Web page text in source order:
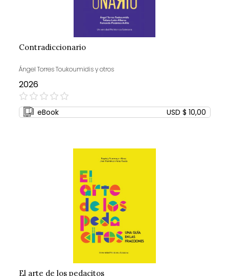
Contradiccionario
Ángel Torres Toukoumidis y otros
2026
0%
eBook USD $ 10,00
El arte de los pedacitos